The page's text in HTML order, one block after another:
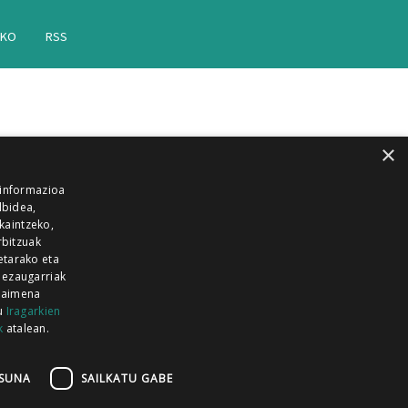
RSS
GUKA
GUKA ZUMAIA GUKA
×
eta
Iragarkien
atalean.
SAILKATU GABE